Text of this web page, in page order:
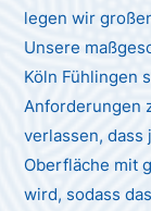
legen wir
Unsere
Köln Fühlingen
Anforderungen
verlassen, dass
Oberfläche mit
wird, sodass